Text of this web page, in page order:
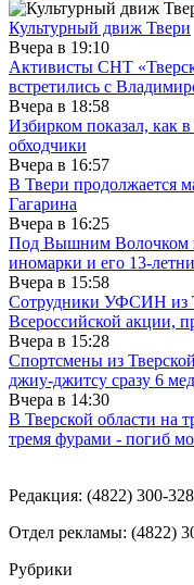
Культурный движ Твери
Вчера в 19:10
Активисты СНТ
встретились с
Вчера в 18:58
Избирком показал, как в
обходчики
Вчера в 16:57
В Твери продолжается
Гагарина
Вчера в 16:25
Под Вышним Волочком
иномарки и его 13-
Вчера в 15:58
Сотрудники УФСИН из
Всероссийской акции,
Вчера в 15:28
Спортсмены из
джиу-джитсу сразу 6
Вчера в 14:30
В Тверской области на
тремя фурами - погиб
Редакция: (4822) 300-328
Отдел рекламы: (4822)
Рубрики